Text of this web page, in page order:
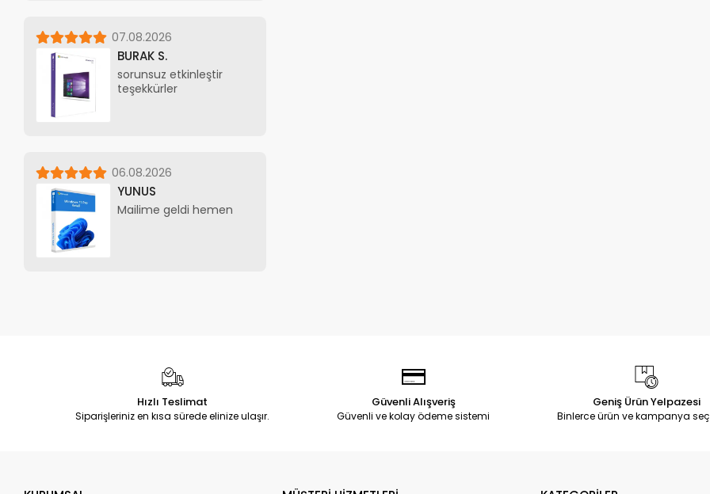
07.08.2026
BURAK S.
sorunsuz etkinleştir
teşekkürler
06.08.2026
YUNUS
Mailime geldi hemen
Hızlı Teslimat
Siparişleriniz en kısa sürede elinize ulaşır.
Güvenli Alışveriş
Güvenli ve kolay ödeme sistemi
Geniş Ürün Yelpazesi
Binlerce ürün ve kampanya